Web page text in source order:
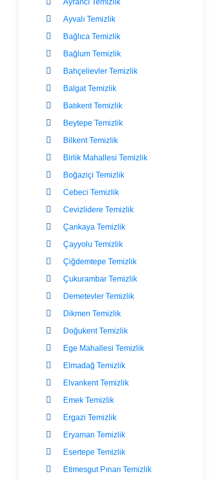
Ayvalı Temizlik
Bağlıca Temizlik
Bağlum Temizlik
Bahçelievler Temizlik
Balgat Temizlik
Batıkent Temizlik
Beytepe Temizlik
Bilkent Temizlik
Birlik Mahallesi Temizlik
Boğaziçi Temizlik
Cebeci Temizlik
Cevizlidere Temizlik
Çankaya Temizlik
Çayyolu Temizlik
Çiğdemtepe Temizlik
Çukurambar Temizlik
Demetevler Temizlik
Dikmen Temizlik
Doğukent Temizlik
Ege Mahallesi Temizlik
Elmadağ Temizlik
Elvankent Temizlik
Emek Temizlik
Ergazi Temizlik
Eryaman Temizlik
Esertepe Temizlik
Etimesgut Pınarı Temizlik